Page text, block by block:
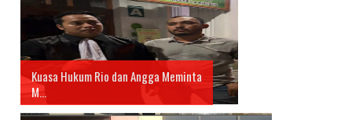
Kuasa Hukum Rio dan Angga Meminta
M...